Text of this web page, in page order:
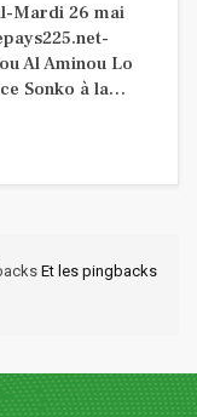
Mardi 26 mai
Al Aminou Lo
Sonko à la…
Et les pingbacks